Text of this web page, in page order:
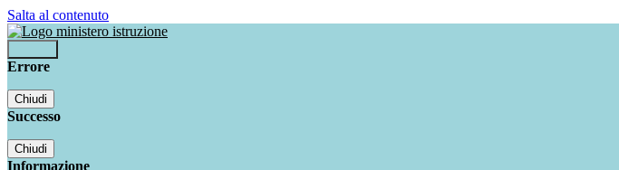
Salta al contenuto
Errore
Chiudi
Successo
Chiudi
Informazione